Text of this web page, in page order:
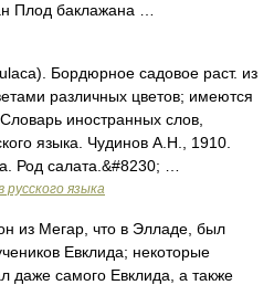
Плод баклажана …
Бордюрное садовое раст. из
различных цветов; имеются
иностранных слов,
языка. Чудинов А.Н., 1910.
Род салата.&#8230; …
языка
Мегар, что в Элладе, был
Евклида; некоторые
даже самого Евклида, а также